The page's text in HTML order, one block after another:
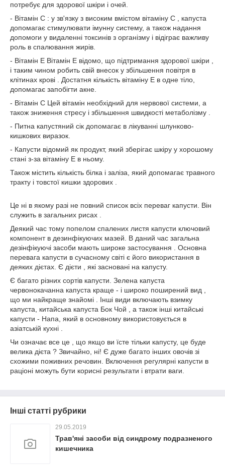
потребує для здорової шкіри і очей.
- Вітамін С : у зв'язку з високим вмістом вітаміну С , капуста
допомагає стимулювати імунну систему, а також надання
допомоги у видаленні токсинів з організму і відіграє важливу
роль в спалювання жирів.
- Вітамін Е Вітамін Е відомо, що підтримання здорової шкіри ,
і таким чином робить свій внесок у збільшення повітря в
клітинах крові . Достатня кількість вітаміну Е в одне тіло,
допомагає запобігти акне.
- Вітамін С Цей вітамін необхідний для нервової системи, а
також зниження стресу і збільшення швидкості метаболізму .
- Питна капустяний сік допомагає в лікуванні шлунково-
кишкових виразок.
- Капусти відомий як продукт, який зберігає шкіру у хорошому
стані з-за вітаміну Е в ньому.
Також містить кількість білка і заліза, який допомагає травного
тракту і товстої кишки здорових .
Це ні в якому разі не повний список всіх переваг капусти. Він
служить в загальних рисах .
Деякий час тому попелом спалених листя капусти ключовий
компонент в дезинфікуючих мазей. В даний час загальна
дезінфікуючі засоби мають широке застосування . Основна
перевага капусти в сучасному світі є його використання в
деяких дієтах. Є дієти , які засновані на капусту.
Є багато різних сортів капусти. Зелена капуста
червонокачанна капуста краще - і широко поширений вид ,
що ми найкраще знайомі . Інші види включають взимку
капуста, китайська капуста Бок Чой , а також інші китайські
капусти - Напа, який в основному використовується в
азіатській кухні .
Чи означає все це , що якщо ви їсте тільки капусту, це буде
велика дієта ? Звичайно, ні! Є дуже багато інших овочів зі
схожими поживних речовин. Включення регулярні капусти в
раціоні можуть бути корисні результати і втрати ваги.
Інші статті рубрики
29.05.2019
Трав'яні засоби від синдрому подразненого
кишечника